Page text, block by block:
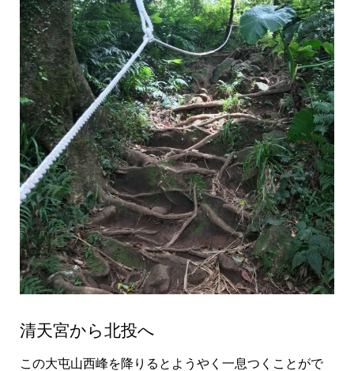
清天宮から北投へ
この大屯山西峰を降りるとようやく一息つくことがで